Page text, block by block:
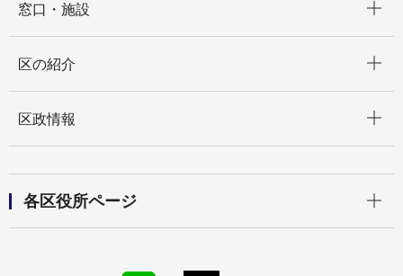
窓口・施設
区の紹介
区政情報
各区役所ページ